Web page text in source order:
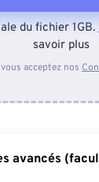
Google
du fichier 1GB.
savoir plus
acceptez nos
avancés